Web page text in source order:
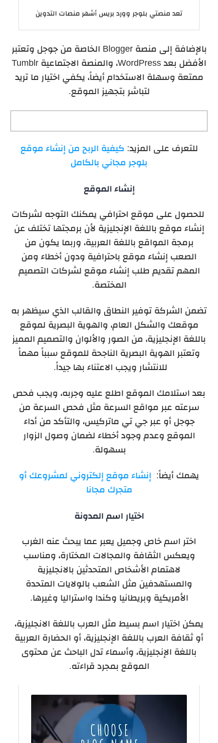
تعد منصتي بلوجر وورد بريس أشهر منصات التدوين
بالإضافة إلى منصة Blogger الخاصة من جوجل وتعتبر
الأفضل بعد WordPress، والمنصة الاجتماعية Tumblr
ممتعة وسهلة الاستخدام أيضاً، يكفي اختيار ما تريد
لتباشر بتجهيز الموقع.
للتعرف على المزيد: كيفية الربح من إنشاء موقع
بلوجر مجاني بالكامل
إنشاء الموقع
للحصول على موقع احترافي يمكنك التوجه لشركات
إنشاء موقع باللغة الإنجليزية لأن برمجتها تختلف عن
برمجة المواقع باللغة العربية، وربما يكون من
الصعب إنشاء موقع باحترافية ودون أخطاء ومن
المهم تقديم طلب إنشاء موقع لشركات التصميم
المختصة.
تضمن الشركة توفير النطاق والقالب الذي سيظهر به
موقعك والشكل العام، والهوية البصرية لموقع
باللغة الإنجليزية، من الصور والألوان والتصميم المميز
وتعتبر الهوية البصرية الناجحة للموقع سبباً مهماً
للانتشار ويجب الاعتناء بها جيداً.
بعد استلامك الموقع اطلع عليه وجربه، ويجب فحص
سرعته عبر مواقع السرعة مثل فحص السرعة من
جوجل أو عبر جي تي ماتركيس، والتأكد من أداء
الموقع وعدم وجود أخطاء لضمان وصول الزوار
بسهولة.
يهمك أيضاً: إنشاء موقع إلكتروني لمشروعك أو
متجرك مجانا
اختيار اسم المدونة
اختر اسم خاص وجميل يعبر عما يبحث عنه الغرب
ويعكس الثقافة والمجالات المختارة، ومناسب
لاهتمام الأشخاص المتحدثين بالانجليزية
والمستهدفين مثل الشعب بالولايات المتحدة
الأمريكية وبريطانيا وكندا واستراليا وغيرها.
يمكن اختيار اسم بسيط مثل العرب باللغة الانجليزية،
أو ثقافة العرب باللغة الإنجليزية، أو الحضارة العربية
باللغة الإنجليزية، وأسماء تدل الباحث عن محتوى
الموقع بمجرد قراءته.